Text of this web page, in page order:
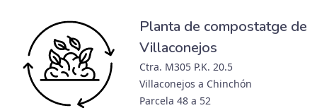
Planta de compostatge de
Villaconejos
Ctra. M305 P.K. 20.5
Villaconejos a Chinchón
Parcela 48 a 52